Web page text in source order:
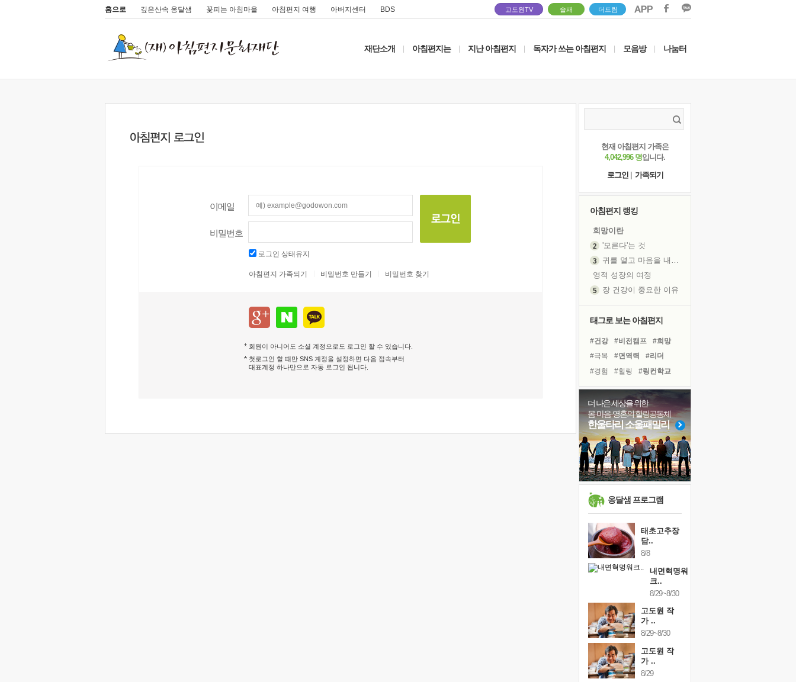
홈으로 깊은산속 옹달샘 꽃피는 아침마을 아침편지 여행 아버지센터 BDS 고도원TV 솔패 더드림
재단소개 아침편지는 지난 아침편지 독자가 쓰는 아침편지 모음방 나눔터
이메일
비밀번호
로그인 상태유지
아침편지 가족되기 비밀번호 만들기 비밀번호 찾기
회원이 아니어도 소셜 계정으로도 로그인 할 수 있습니다.
첫로그인 할 때만 SNS 계정을 설정하면 다음 접속부터
대표계정 하나만으로 자동 로그인 됩니다
현재 아침편지 가족은
4,042,996 명입니다.
로그인
가족되기
아침편지 랭킹
희망이란
'모른다'는 것
귀를 열고 마음을 내어주고
영적 성장의 여정
장 건강이 중요한 이유
흙이 된 몸으로 출근하는 여자
꿈이 실제가 되는 것
'말 타는 법'을 먼저
졸업식 사진을 보며
아픈 아버지를 위한 공간 설계
극심한 변비, 어깨결림, 수면 장애
보고 싶은 어머니
유년 시절의 부산 영도 바다
못된 꼰대들
거울 속의 나
태그로 보는 아침편지
#건강 #비전캠프
#희망
#극복
#면역력
#리더
#경험
#힐링
#링컨학교
#독서캠프
#바이러스
#유튜브
#도움
#사람
#아이들
#친구
#계획
#명상
#독서
#나눔
#선택
더 나은 세상을 위한
몸·마음·영혼의 힐링공동체
한울타리 소울패밀리
옹달샘 프로그램
태초고추장
담..
8/8
내면혁명워
크..
8/29~8/30
고도원 작
가 ..
8/29~8/30
고도원 작
가 ..
8/29